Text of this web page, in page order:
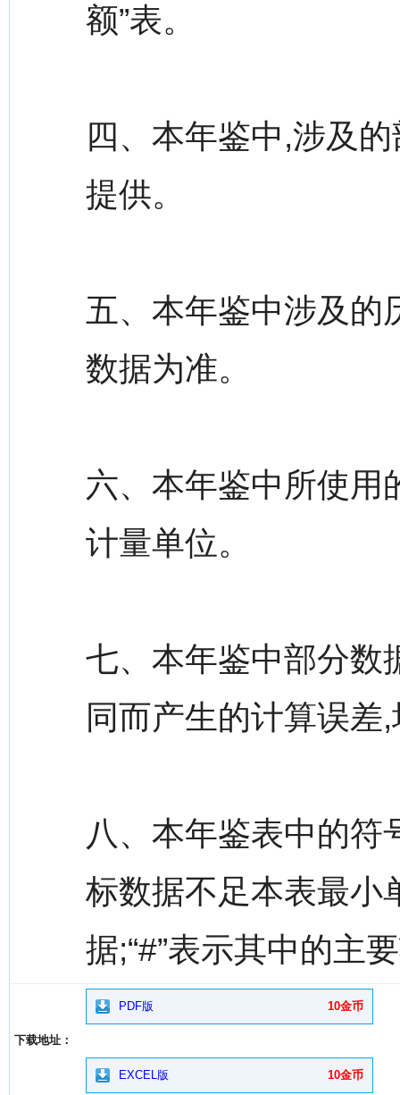
额”表。
四、本年鉴中,涉及
提供。
五、本年鉴中涉及的
数据为准。
六、本年鉴中所使用
计量单位。
七、本年鉴中部分数
同而产生的计算误差
八、本年鉴表中的符
标数据不足本表最小
据;“#”表示其中的主
下载地址：
PDF版 10金币
EXCEL版 10金币